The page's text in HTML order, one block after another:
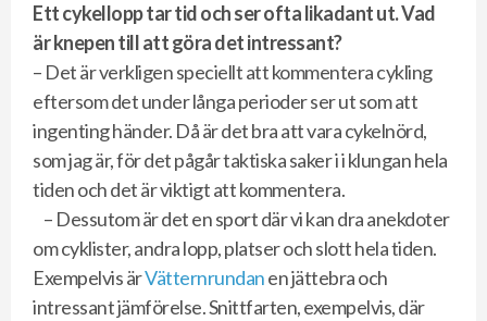
Ett cykellopp tar tid och ser ofta likadant ut. Vad
är knepen till att göra det intressant?
– Det är verkligen speciellt att kommentera cykling
eftersom det under långa perioder ser ut som att
ingenting händer. Då är det bra att vara cykelnörd,
som jag är, för det pågår taktiska saker i i klungan hela
tiden och det är viktigt att kommentera.
– Dessutom är det en sport där vi kan dra anekdoter
om cyklister, andra lopp, platser och slott hela tiden.
Exempelvis ärVätternrundanen jättebra och
intressant jämförelse. Snittfarten, exempelvis, där